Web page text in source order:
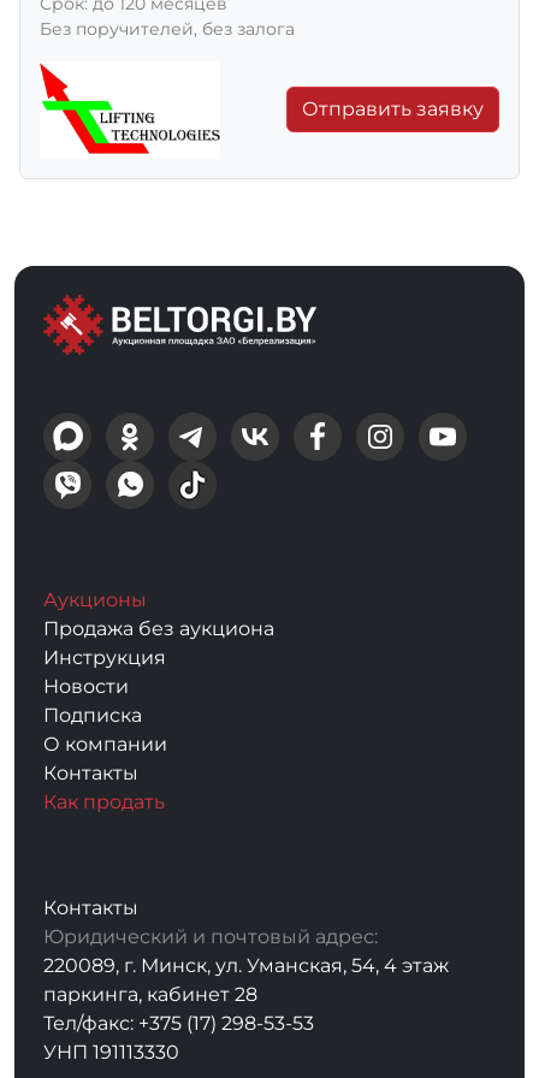
Без поручителей, без залога
Отправить заявку
Аукционы
Продажа без аукциона
Инструкция
Новости
Подписка
О компании
Контакты
Как продать
Контакты
Юридический и почтовый адрес:
220089, г. Минск, ул. Уманская, 54, 4 этаж
паркинга, кабинет 28
Тел/факс: +375 (17) 298-53-53
УНП 191113330